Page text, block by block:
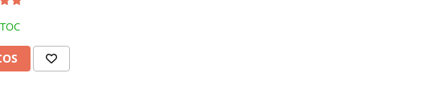
în timpul deșurubării/
Capacele de rezervor pot fi